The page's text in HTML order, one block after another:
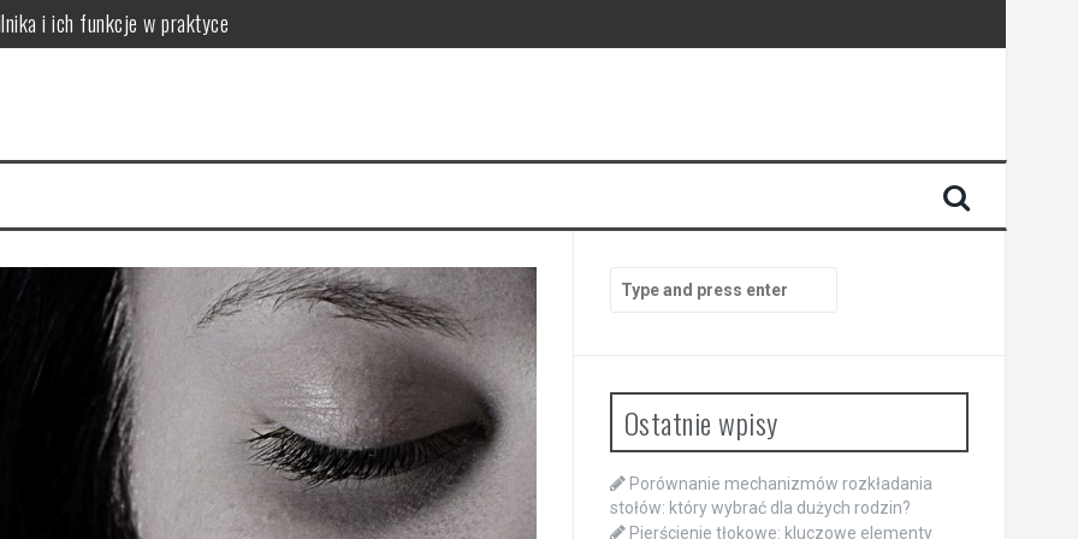
i ich funkcje w praktyce
i skuteczna rutyna anti-aging
na 4 tygodnie
cerę i jak to naprawić
for:
Ostatnie wpisy
Porównanie mechanizmów rozkładania
stołów: który wybrać dla dużych rodzin?
Pierścienie tłokowe: kluczowe elementy